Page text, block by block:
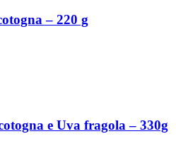
– 220 g
e Uva fragola – 330g